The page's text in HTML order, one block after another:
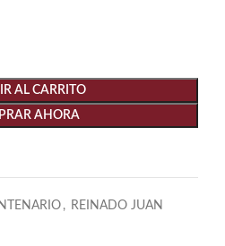
AL CARRITO
AHORA
, REINADO JUAN